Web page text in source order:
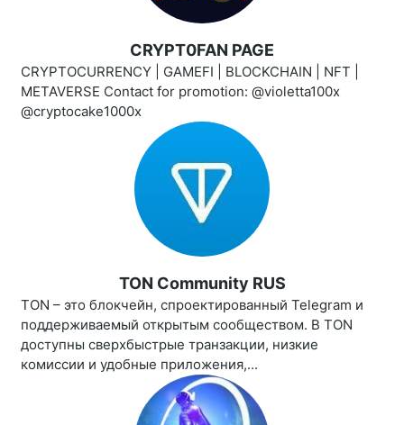
CRYPT0FAN PAGE
CRYPTOCURRENCY | GAMEFI | BLOCKCHAIN | NFT |
METAVERSE Contact for promotion: @violetta100x
@cryptocake1000x
TON Community RUS
TON – это блокчейн, спроектированный Telegram и
поддерживаемый открытым сообществом. В TON
доступны сверхбыстрые транзакции, низкие
комиссии и удобные приложения,...